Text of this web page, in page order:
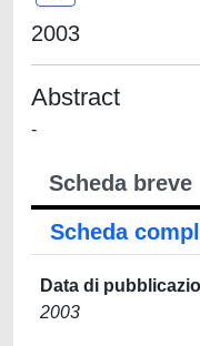
2003
Abstract
-
Scheda breve
Scheda
Data di
2003